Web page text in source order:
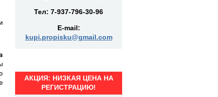
Тел: 7-937-796-30-96
E-mail:
kupi.propisku@gmail.com
АКЦИЯ: НИЗКАЯ ЦЕНА НА
РЕГИСТРАЦИЮ!